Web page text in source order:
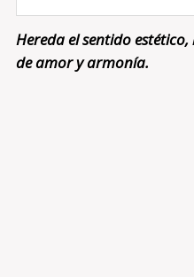
Hereda el sentido
de amor y armonía.